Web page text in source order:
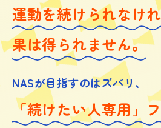
運動を続けられなけ
果は得られません。
NASが目指すのはズバリ、
「続けたい人専用」